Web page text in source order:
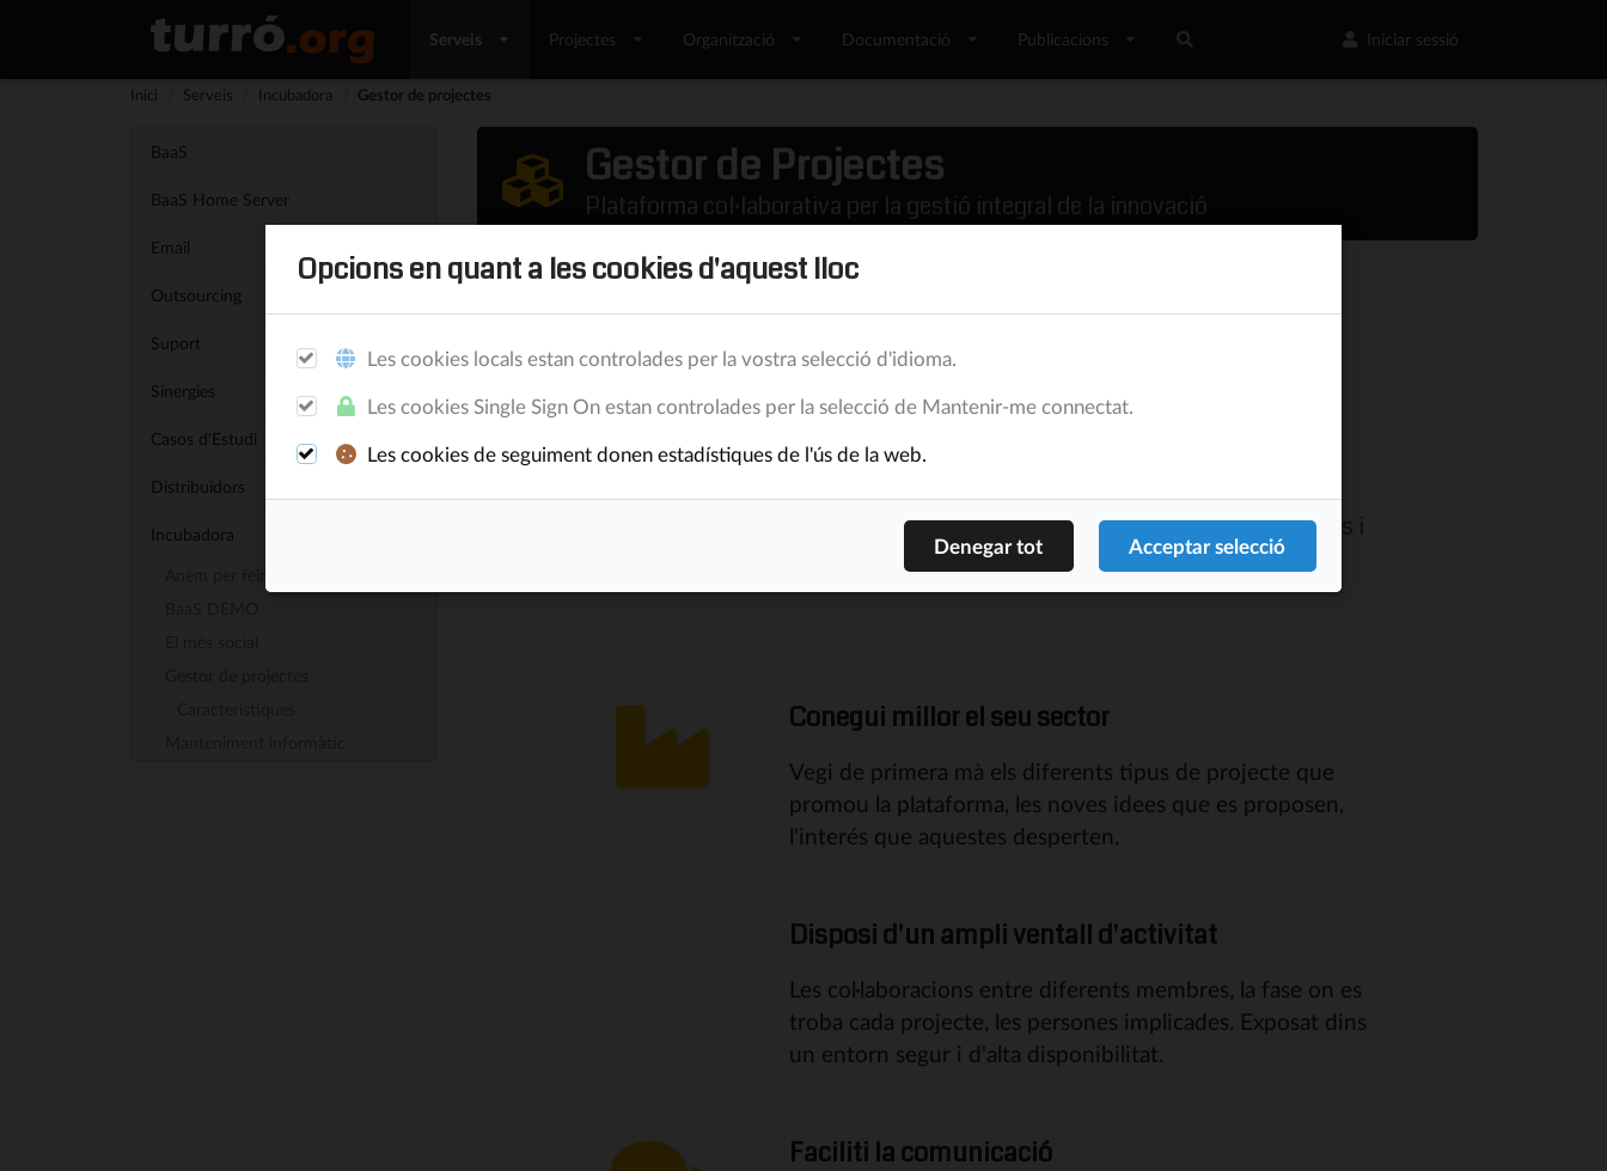
Serveis Projectes Organització Documentació Publicacions Iniciar sessió
Inici Serveis Incubadora Gestor de projectes
BaaS
BaaS Home Server
Email
Outsourcing
Suport
Sinergies
Casos d'Estudi
Distribuïdors
Incubadora
Gestor de Projectes
Plataforma col·laborativa per la gestió integral de la innovació
Una millor manera d'innovar junts
La plataforma porta els equips a treballar conjuntament, dinamitzar les idees i
aconseguir l'interès i el suport de tercers.
Conegui millor el seu sector
Vegi de primera mà els diferents tipus de projecte que
promou la plataforma, les noves idees que es proposen,
l'interés que aquestes desperten.
Disposi d'un ampli ventall d'activitat
Les col·laboracions entre diferents membres, la fase on es
troba cada projecte, les persones implicades. Exposat dins
un entorn segur i d'alta disponibilitat.
Faciliti la comunicació
Opcions en quant a les cookies d'aquest lloc
Les cookies locals estan controlades per la vostra selecció d'idioma.
Les cookies Single Sign On estan controlades per la selecció de Mantenir-me connectat.
Les cookies de seguiment donen estadístiques de l'ús de la web.